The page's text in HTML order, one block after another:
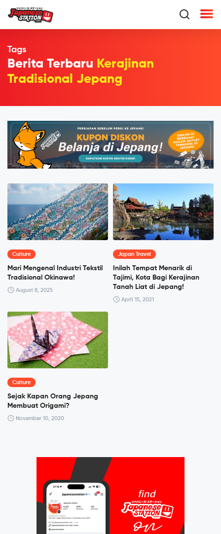
Tags
Berita Terbaru Kerajinan
Tradisional Jepang
Culture
Mari Mengenal Industri Tekstil
Tradisional Okinawa!
August 8, 2025
Japan Travel
Inilah Tempat Menarik di
Tajimi, Kota Bagi Kerajinan
Tanah Liat di Jepang!
April 15, 2021
Culture
Sejak Kapan Orang Jepang
Membuat Origami?
November 10, 2020